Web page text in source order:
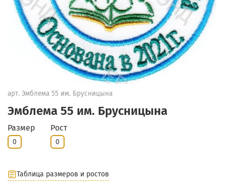
арт. Эмблема 55 им. Брусницына
Эмблема 55 им. Брусницына
Размер
0
Рост
0
Таблица размеров и ростов